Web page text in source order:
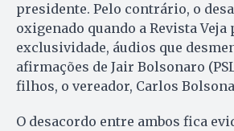
presidente. Pelo contrário, o
oxigenado quando a Revista
exclusividade, áudios que
afirmações de Jair Bolsonaro
filhos, o vereador, Carlos
O desacordo entre ambos fica